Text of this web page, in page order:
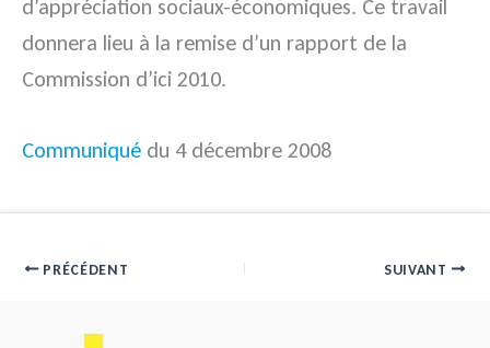
d’appréciation sociaux-économiques. Ce travail
donnera lieu à la remise d’un rapport de la
Commission d’ici 2010.
Communiqué du 4 décembre 2008
PRÉCÉDENT SUIVANT